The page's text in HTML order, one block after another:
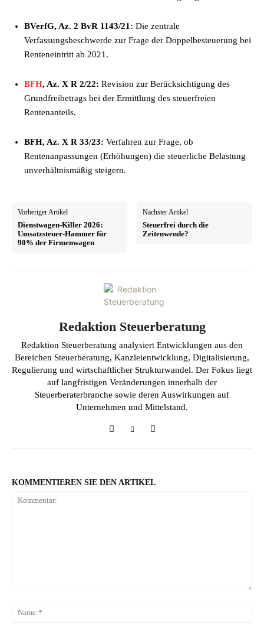
BVerfG, Az. 2 BvR 1143/21: Die zentrale
Verfassungsbeschwerde zur Frage der Doppelbesteuerung bei
Renteneintritt ab 2021.
BFH, Az. X R 2/22: Revision zur Berücksichtigung des
Grundfreibetrags bei der Ermittlung des steuerfreien
Rentenanteils.
BFH, Az. X R 33/23: Verfahren zur Frage, ob
Rentenanpassungen (Erhöhungen) die steuerliche Belastung
unverhältnismäßig steigern.
Vorheriger Artikel
Dienstwagen-Killer 2026:
Umsatzsteuer-Hammer für
90% der Firmenwagen
Nächster Artikel
Steuerfrei durch die
Zeitenwende?
Redaktion Steuerberatung
Redaktion Steuerberatung analysiert Entwicklungen aus den
Bereichen Steuerberatung, Kanzleientwicklung, Digitalisierung,
Regulierung und wirtschaftlicher Strukturwandel. Der Fokus liegt
auf langfristigen Veränderungen innerhalb der
Steuerberaterbranche sowie deren Auswirkungen auf
Unternehmen und Mittelstand.
KOMMENTIEREN SIE DEN ARTIKEL